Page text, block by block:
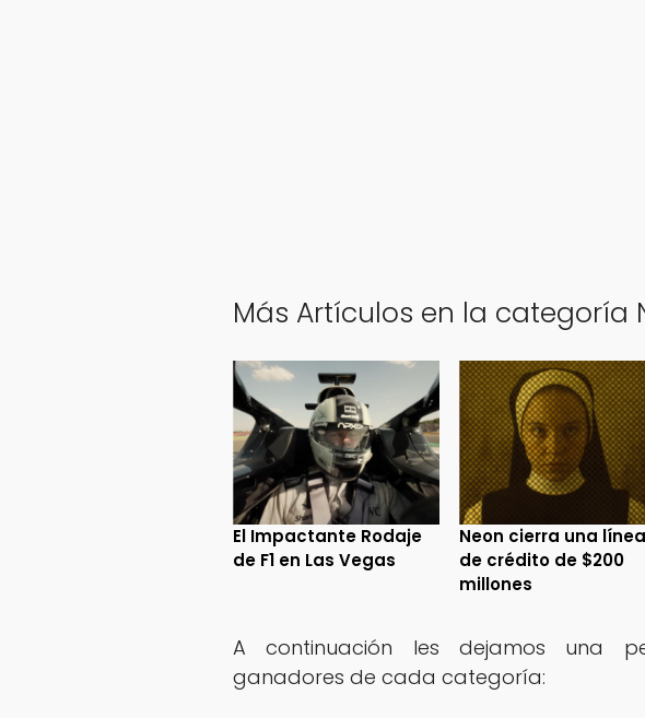
Más Artículos en la categoría
El Impactante Rodaje
de F1 en Las Vegas
Neon cierra una línea
de crédito de $200
millones
A continuación les dejamos una
ganadores de cada categoría: